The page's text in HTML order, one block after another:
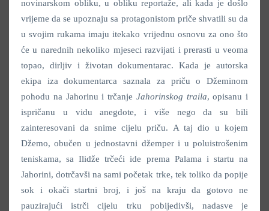
novinarskom obliku, u obliku reportaže, ali kada je došlo
vrijeme da se upoznaju sa protagonistom priče shvatili su da
u svojim rukama imaju itekako vrijednu osnovu za ono što
će u narednih nekoliko mjeseci razvijati i prerasti u veoma
topao, dirljiv i životan dokumentarac. Kada je autorska
ekipa iza dokumentarca saznala za priču o Džeminom
pohodu na Jahorinu i trčanje Jahorinskog traila, opisanu i
ispričanu u vidu anegdote, i više nego da su bili
zainteresovani da snime cijelu priču. A taj dio u kojem
Džemo, obučen u jednostavni džemper i u poluistrošenim
teniskama, sa Ilidže trčeći ide prema Palama i startu na
Jahorini, dotrčavši na sami početak trke, tek toliko da popije
sok i okači startni broj, i još na kraju da gotovo ne
pauzirajući istrči cijelu trku pobijedivši, nadasve je